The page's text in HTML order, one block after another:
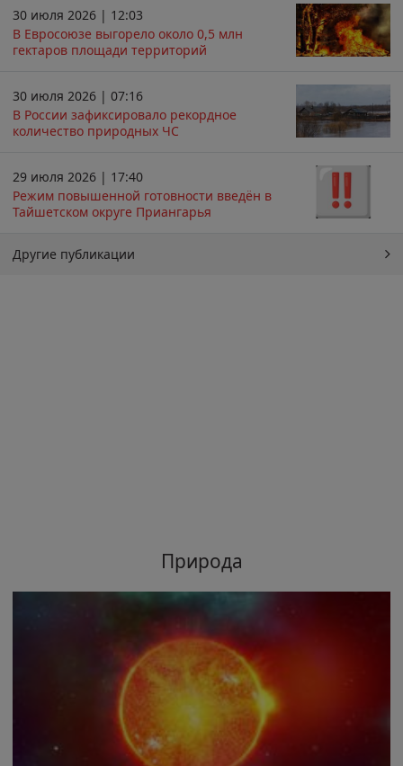
30 июля 2026 | 12:03
В Евросоюзе выгорело около 0,5 млн
гектаров площади территорий
30 июля 2026 | 07:16
В России зафиксировало рекордное
количество природных ЧС
29 июля 2026 | 17:40
Режим повышенной готовности введён в
Тайшетском округе Приангарья
Другие публикации
Природа